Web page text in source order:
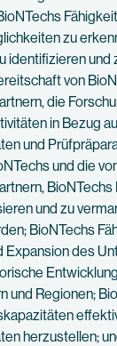
zu
identifizieren und
von
die
in Bezug
und
und die
und zu
BioNTechs
Expansion des
und Regionen;
herzustellen;